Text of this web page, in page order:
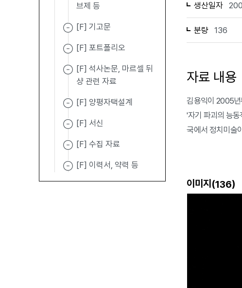
브제 등
[F] 기고문
[F] 포트폴리오
[F] 석사논문, 마르셀 뒤
샹 관련 자료
[F] 양평자택설계
[F] 서신
[F] 수집 자료
[F] 이력서, 약력 등
생산일자
분량 136
자료 내용
김용익이 2005
'자기 파괴의 능
국에서 정치미술
이미지(136)